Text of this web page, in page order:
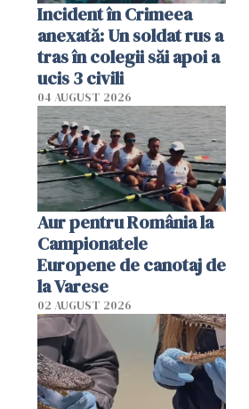
Incident în Crimeea
anexată: Un soldat rus a
tras în colegii săi apoi a
ucis 3 civili
04 AUGUST 2026
Aur pentru România la
Campionatele
Europene de canotaj de
la Varese
02 AUGUST 2026